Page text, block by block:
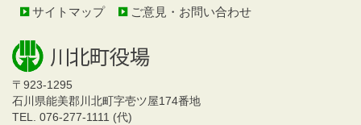
サイトマップ ご意見・お問い合わせ
〒923-1295
石川県能美郡川北町字壱ツ屋174番地
TEL. 076-277-1111 (代)